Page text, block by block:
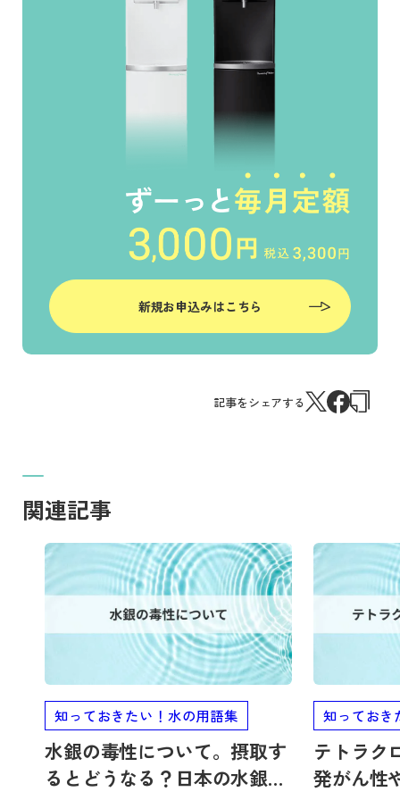
新規お申込みはこちら
記事をシェアする
関連記事
知っておきたい！水の用語集
水銀の毒性について。摂取す
るとどうなる？日本の水銀対
記事を読む
知っておき
テトラク
発がん性
記事を読む